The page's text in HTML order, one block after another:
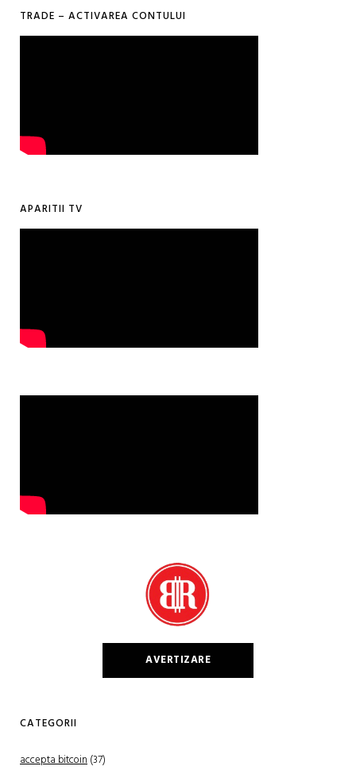
TRADE – ACTIVAREA CONTULUI
APARITII TV
AVERTIZARE
CATEGORII
accepta bitcoin(37)